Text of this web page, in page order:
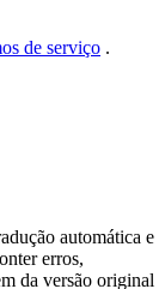
de serviço .
automática e
erros,
da versão original